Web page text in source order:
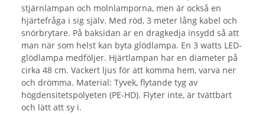
stjärnlampan och molnlamporna, men är också en
hjärtefråga i sig själv. Med röd, 3 meter lång kabel och
snörbrytare. På baksidan är en dragkedja insydd så att
man när som helst kan byta glödlampa. En 3 watts LED-
glödlampa medföljer. Hjärtlampan har en diameter på
cirka 48 cm. Vackert ljus för att komma hem, varva ner
och drömma. Material: Tyvek, flytande tyg av
högdensitetspolyeten (PE-HD). Flyter inte, är tvättbart
och lätt att sy i.